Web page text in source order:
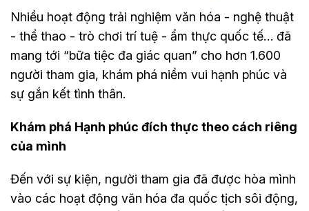
Nhiều hoạt động trải nghiệm văn hóa - nghệ thuật
- thể thao - trò chơi trí tuệ - ẩm thực quốc tế… đã
mang tới “bữa tiệc đa giác quan” cho hơn 1.600
người tham gia, khám phá niềm vui hạnh phúc và
sự gắn kết tình thân.
Khám phá Hạnh phúc đích thực theo cách riêng
của mình
Đến với sự kiện, người tham gia đã được hòa mình
vào các hoạt động văn hóa đa quốc tịch sôi động,